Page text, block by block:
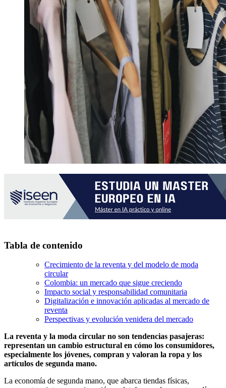
Tabla de contenido
Crecimiento de la reventa y del modelo de moda
circular
Colombia: un mercado que sigue creciendo
Impacto social y responsabilidad comunitaria
Digitalización e innovación aplicadas al mercado de
reventa
Perspectivas y evolución venidera del mercado
La reventa y la moda circular no son tendencias pasajeras:
representan un cambio estructural en cómo los consumidores,
especialmente los jóvenes, compran y valoran la ropa y los
artículos de segunda mano.
La economía de segunda mano, que abarca tiendas físicas,